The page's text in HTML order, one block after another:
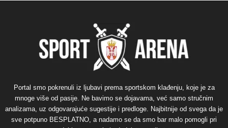
Portal smo pokrenuli iz ljubavi prema sportskom klađenju, koje je za
mnoge više od pasije. Ne bavimo se dojavama, već samo stručnim
analizama, uz odgovarajuće sugestije i predloge. Najbitnije od svega da je
sve potpuno BESPLATNO, a nadamo se da smo bar malo pomogli pri